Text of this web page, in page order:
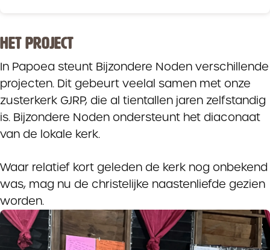
HET PROJECT
In Papoea steunt Bijzondere Noden verschillende
projecten. Dit gebeurt veelal samen met onze
zusterkerk GJRP, die al tientallen jaren zelfstandig
is. Bijzondere Noden ondersteunt het diaconaat
van de lokale kerk.
Waar relatief kort geleden de kerk nog onbekend
was, mag nu de christelijke naastenliefde gezien
worden.